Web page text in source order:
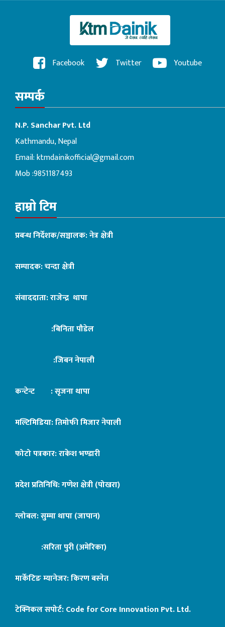
Facebook Twitter Youtube
सम्पर्क
N.P. Sanchar Pvt. Ltd
Kathmandu, Nepal
Email:ktmdainikofficial@gmail.com
Mob :9851187493
हाम्रो टिम
प्रबन्ध निर्देशक/सञ्चालक: नेत्र क्षेत्री
सम्पादक: चन्दा क्षेत्री
संवाददाता: राजेन्द्र थापा
:बिनिता पौडेल
:जिबन नेपाली
कन्टेन्ट : सृजना थापा
मल्टिमिडिया: तिमोफी मिजार नेपाली
फोटो पत्रकार: राकेश भण्डारी
प्रदेश प्रतिनिधि: गणेश क्षेत्री (पोखरा)
ग्लोबल: सुम्मा थापा (जापान)
:सरिता पुरी (अमेरिका)
मार्केटिङ म्यानेजर: किरण बस्नेत
टेक्निकल सपोर्ट:Code for Core Innovation Pvt. Ltd.